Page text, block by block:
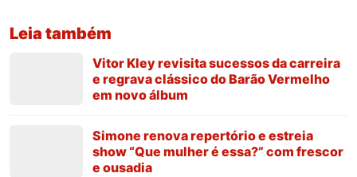
Leia também
Vitor Kley revisita sucessos da carreira
e regrava clássico do Barão Vermelho
em novo álbum
Simone renova repertório e estreia
show “Que mulher é essa?” com frescor
e ousadia